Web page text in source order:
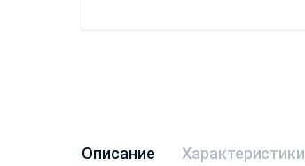
Описание Характеристики